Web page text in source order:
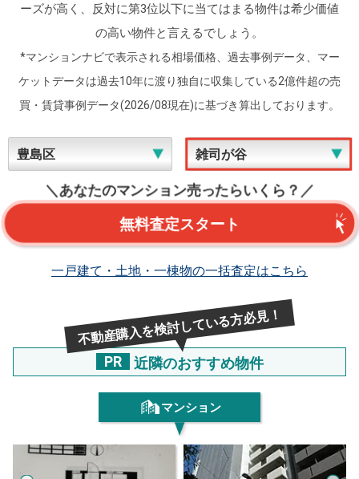
ーズが高く、反対に第3位以下に当てはまる物件は希少価値
の高い物件と言えるでしょう。
*マンションナビで表示される相場価格、過去事例データ、マー
ケットデータは過去10年に渡り独自に収集している2億件超の売
買・賃貸事例データ(2026/08現在)に基づき算出しております。
＼あなたのマンション売ったらいくら？／
無料査定スタート
一戸建て・土地・一棟物の一括査定はこちら
不動産購入を検討している方必見！
PR 近隣のおすすめ物件
マンション